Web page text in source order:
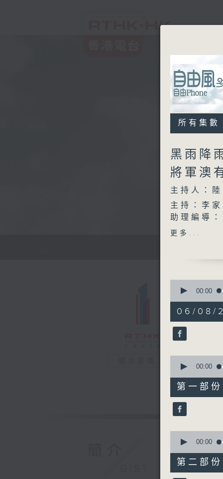
所有集數
黑雨降
將軍澳
主持人：
主持：李
助理編導
高級編導
更多...
seconds
seconds
90%
00:00
06/08/
seconds
seconds
90%
00:00
第一部
seconds
seconds
90%
00:00
第二部